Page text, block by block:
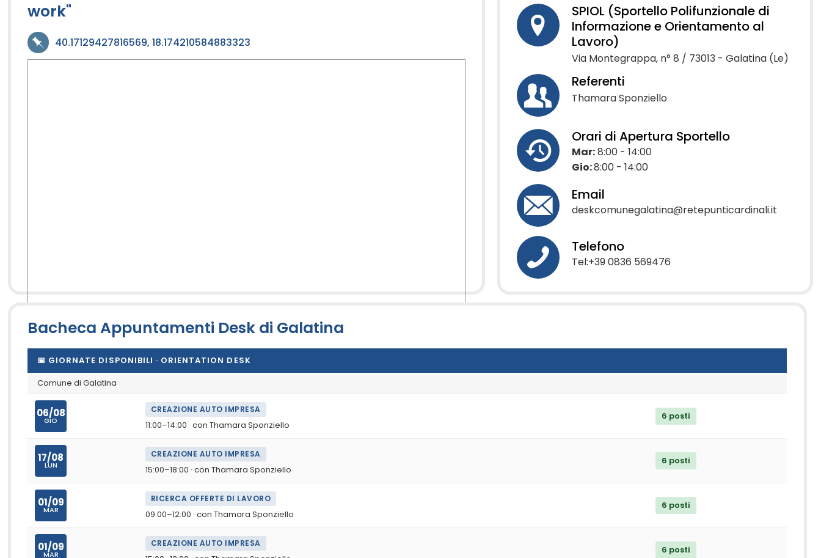
work"
40.17129427816569, 18.174210584883323
SPIOL (Sportello Polifunzionale di
Informazione e Orientamento al
Lavoro)
Via Montegrappa, n° 8 / 73013 - Galatina (Le)
Referenti
Thamara Sponziello
Orari di Apertura Sportello
Mar:8:00 - 14:00
Gio:8:00 - 14:00
Email
deskcomunegalatina@retepunticardinali.it
Telefono
Tel:+39 0836 569476
Bacheca Appuntamenti Desk di Galatina